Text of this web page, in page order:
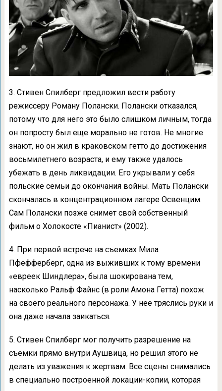
3. Стивен Спилберг предложил вести работу
режиссеру Роману Полански. Полански отказался,
потому что для него это было слишком личным, тогда
он попросту был еще морально не готов. Не многие
знают, но он жил в краковском гетто до достижения
восьмилетнего возраста, и ему также удалось
убежать в день ликвидации. Его укрывали у себя
польские семьи до окончания войны. Мать Полански
скончалась в концентрационном лагере Освенцим.
Сам Полански позже снимет свой собственный
фильм о Холокосте «Пианист» (2002).
4. При первой встрече на съемках Мила
Пфефферберг, одна из выживших к тому времени
«евреек Шиндлера», была шокирована тем,
насколько Ральф Файнс (в роли Амона Гетта) похож
на своего реального персонажа. У нее тряслись руки и
она даже начала заикаться.
5. Стивен Спилберг мог получить разрешение на
съемки прямо внутри Аушвица, но решил этого не
делать из уважения к жертвам. Все сцены снимались
в специально построенной локации-копии, которая